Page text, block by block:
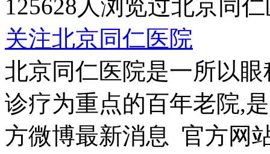
125628人浏览过北京同
关注北京同仁医院
北京同仁医院是一所以
诊疗为重点的百年老院,
方微博最新消息 官方